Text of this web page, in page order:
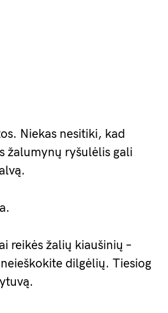
Niekas nesitiki, kad
žalumynų ryšulėlis gali
reikės žalių kiaušinių –
dilgėlių. Tiesiog